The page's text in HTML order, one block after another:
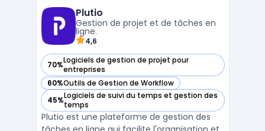
objectifs, tout en simplifiant l’accès à
l’informat ...
Plutio
Gestion de projet et de tâches en
ligne.
4,6
70%Logiciels de gestion de projet pour
entreprises
— voir Plutio dans cette catégorie
60%Outils de Gestion de Workflow
— voir Plutio dans cette catégorie
45%Logiciels de suivi du temps et gestion des
temps
— voir Plutio dans cette catégorie
Plutio est une plateforme de gestion des